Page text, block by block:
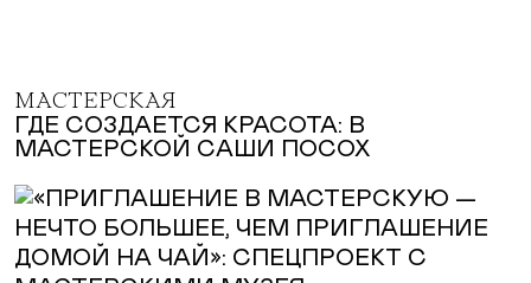
МАСТЕРСКАЯ
ГДЕ СОЗДАЕТСЯ КРАСОТА: В
МАСТЕРСКОЙ САШИ ПОСОХ